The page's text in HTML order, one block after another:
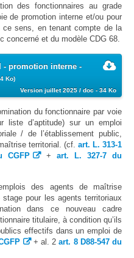
des fonctionnaires au grade
de promotion interne et/ou pour
ce sens, en tenant compte de la
concerné et du modèle CDG 68.
promotion interne -
Ko)
Version juillet 2025 / doc - 34 Ko
du fonctionnaire par voie
liste d’aptitude) sur un emploi
/ de l’établissement public,
territorial. (cf. art. L. 313-1
CGFP + art. L. 327-7 du
des agents de maîtrise
pour les agents territoriaux
dans ce nouveau cadre
titulaire, à condition qu’ils
effectifs dans un emploi de
+ al. 2art. 8 D88-547 du